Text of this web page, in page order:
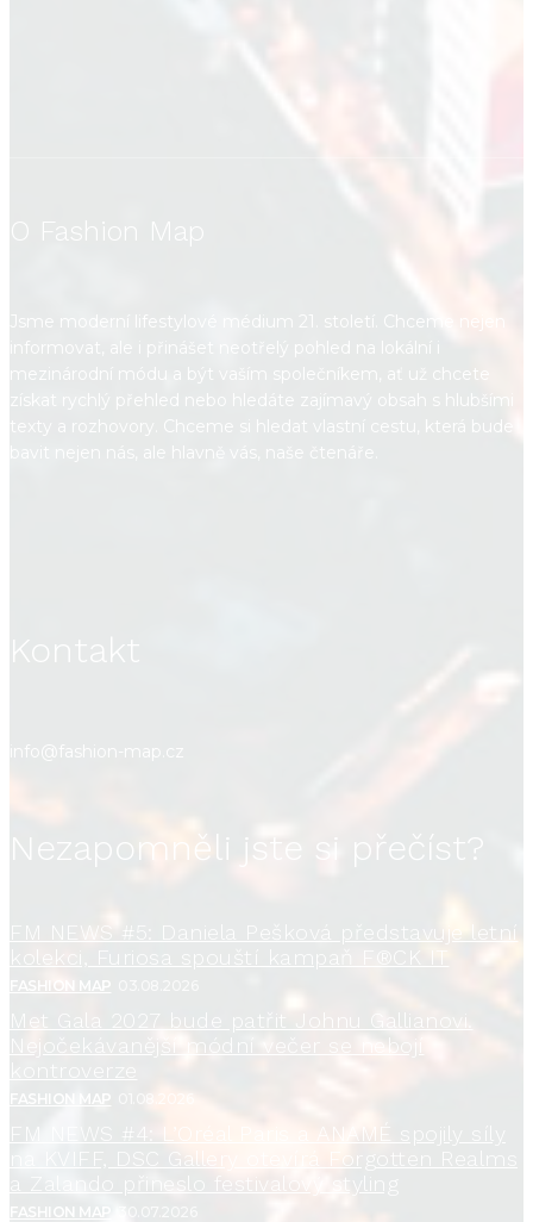
O Fashion Map
Jsme moderní lifestylové médium 21. století. Chceme nejen
informovat, ale i přinášet neotřelý pohled na lokální i
mezinárodní módu a být vaším společníkem, ať už chcete
získat rychlý přehled nebo hledáte zajímavý obsah s hlubšími
texty a rozhovory. Chceme si hledat vlastní cestu, která bude
bavit nejen nás, ale hlavně vás, naše čtenáře.
Kontakt
info@fashion-map.cz
Nezapomněli jste si přečíst?
FM NEWS #5: Daniela Pešková představuje letní
kolekci, Furiosa spouští kampaň F®CK IT
FASHION MAP
Met Gala 2027 bude patřit Johnu Gallianovi.
Nejočekávanější módní večer se nebojí
FASHION MAP
FM NEWS #4: L’Oréal Paris a ANAMÉ spojily síly
a Zalando přineslo festivalový styling
FASHION MAP